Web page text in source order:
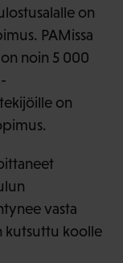
on
PAMissa
noin 5 000
on
vasta
kutsuttu koolle